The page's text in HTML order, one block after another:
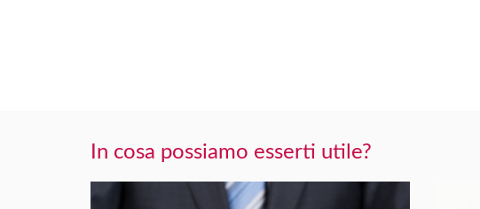
In cosa possiamo esserti utile?